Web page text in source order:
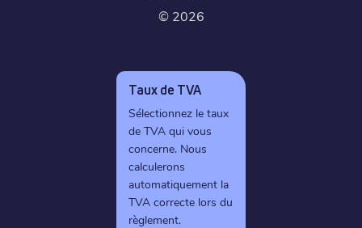
© 2026
Taux de TVA
Sélectionnez le taux
de TVA qui vous
concerne. Nous
calculerons
automatiquement la
TVA correcte lors du
règlement.